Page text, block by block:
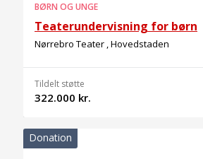
BØRN OG UNGE
Teaterundervisning for børn
Nørrebro Teater , Hovedstaden
Tildelt støtte
322.000 kr.
Donation